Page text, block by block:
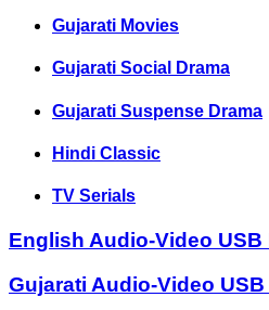
Gujarati Movies
Gujarati Social Drama
Gujarati Suspense Drama
Hindi Classic
TV Serials
English Audio-Video USB
Gujarati Audio-Video USB